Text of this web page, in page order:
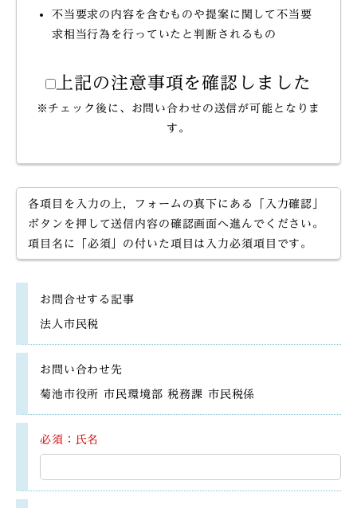
不当要求の内容を含むものや提案に関して不当要
求相当行為を行っていたと判断されるもの
上記の注意事項を確認しました
※チェック後に、お問い合わせの送信が可能となりま
す。
各項目を入力の上，フォームの真下にある「入力確認」
ボタンを押して送信内容の確認画面へ進んでください。
項目名に「必須」の付いた項目は入力必須項目です。
お問合せする記事
法人市民税
お問い合わせ先
菊池市役所 市民環境部 税務課 市民税係
必須：氏名